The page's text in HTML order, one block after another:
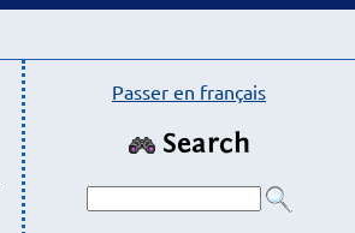
Passer en français
Search